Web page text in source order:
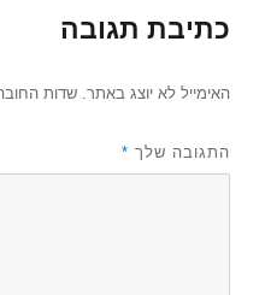
כתיבת תגובה
האימייל לא יוצג באתר. שדות
התגובה שלך *